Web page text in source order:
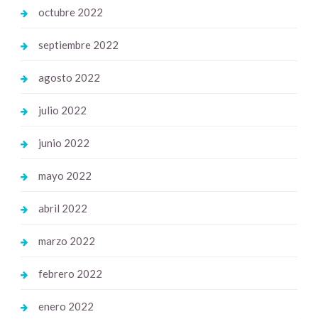
octubre 2022
septiembre 2022
agosto 2022
julio 2022
junio 2022
mayo 2022
abril 2022
marzo 2022
febrero 2022
enero 2022